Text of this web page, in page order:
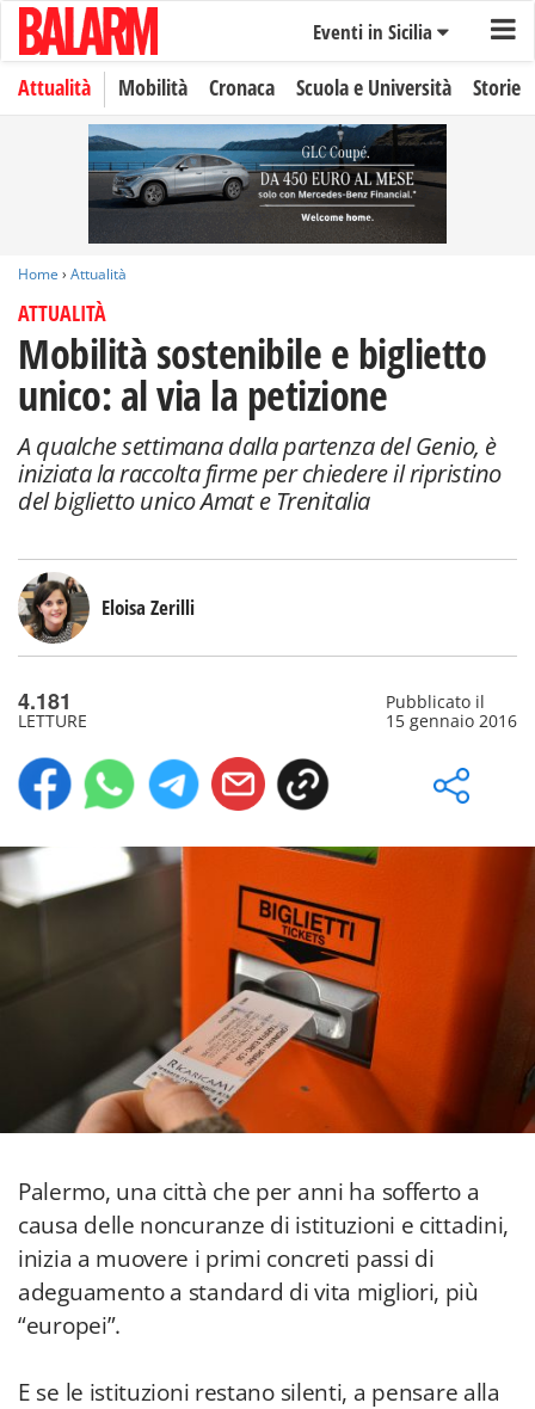
Eventi in Sicilia
Attualità Mobilità Cronaca Scuola e Università Storie
Home › Attualità
ATTUALITÀ
Mobilità sostenibile e biglietto
unico: al via la petizione
A qualche settimana dalla partenza del Genio, è
iniziata la raccolta firme per chiedere il ripristino
del biglietto unico Amat e Trenitalia
Eloisa Zerilli
4.181
LETTURE
Pubblicato il
15 gennaio 2016
Palermo, una città che per anni ha sofferto a
causa delle noncuranze di istituzioni e cittadini,
inizia a muovere i primi concreti passi di
adeguamento a standard di vita migliori, più
“europei”.
E se le istituzioni restano silenti, a pensare alla